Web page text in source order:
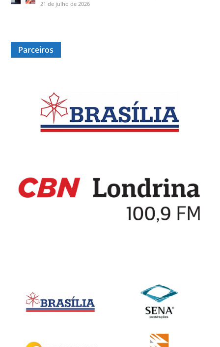
21 de julho de 2026
Parceiros